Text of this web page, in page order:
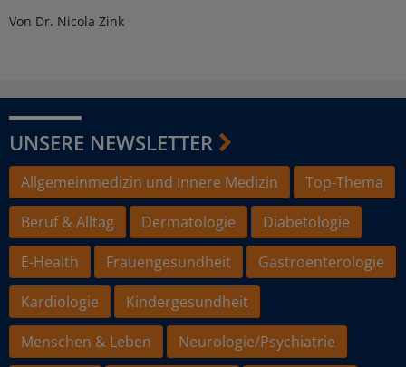
Von Dr. Nicola Zink
UNSERE NEWSLETTER
Allgemeinmedizin und Innere Medizin
Top-Thema
Beruf & Alltag
Dermatologie
Diabetologie
E-Health
Frauengesundheit
Gastroenterologie
Kardiologie
Kindergesundheit
Menschen & Leben
Neurologie/Psychiatrie